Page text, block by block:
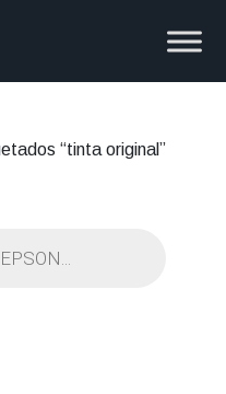
“tinta original”